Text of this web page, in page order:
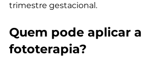
trimestre gestacional.
Quem pode aplicar a
fototerapia?